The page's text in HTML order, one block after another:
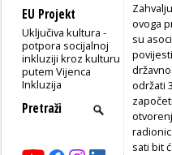
EU Projekt
Uključiva kultura -
potpora socijalnoj
inkluziji kroz kulturu
putem Vijenca
Inkluzija
ovoga
su
održati
sati bit